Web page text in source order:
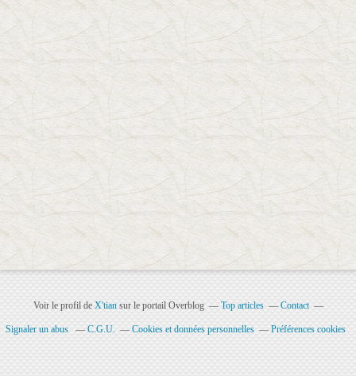
Voir le profil de X'tiansur le portail Overblog Top articles Contact
Signaler un abus C.G.U. Cookies et données personnelles Préférences cookies